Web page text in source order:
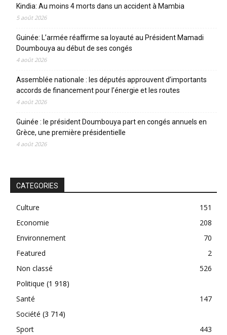
Kindia: Au moins 4 morts dans un accident à Mambia
5 août 2026
Guinée: L’armée réaffirme sa loyauté au Président Mamadi
Doumbouya au début de ses congés
4 août 2026
Assemblée nationale : les députés approuvent d’importants
accords de financement pour l’énergie et les routes
4 août 2026
Guinée : le président Doumbouya part en congés annuels en
Grèce, une première présidentielle
4 août 2026
CATEGORIES
Culture
151
Economie
208
Environnement
70
Featured
2
Non classé
526
Politique (1 918)
Santé
147
Société (3 714)
Sport
443